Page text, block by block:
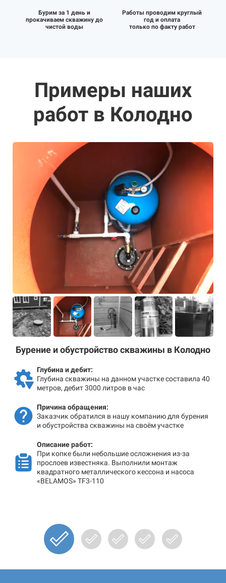
Бурим за 1 день и
прокачиваем скважину до
чистой воды
Работы проводим круглый
год и оплата
только по факту работ
Примеры наших
работ в Колодно
Бурение и обустройство скважины в Колодно
Глубина и дебит:
Глубина скважины на данном участке составила 40
метров, дебит 3000 литров в час
Причина обращения:
Заказчик обратился в нашу компанию для бурения
и обустройства скважины на своём участке
Описание работ:
При копке были небольшие осложнения из-за
прослоев известняка. Выполнили монтаж
квадратного металлического кессона и насоса
«BELAMOS» TF3-110